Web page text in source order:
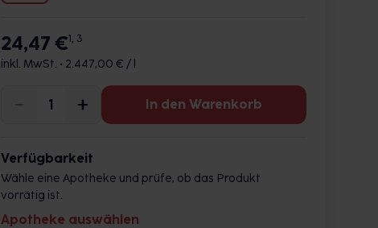
24,47 €1, 3
inkl. MwSt. • 2.447,00 € / l
In den Warenkorb
Verfügbarkeit
Wähle eine Apotheke und prüfe, ob das Produkt
vorrätig ist.
Apotheke auswählen